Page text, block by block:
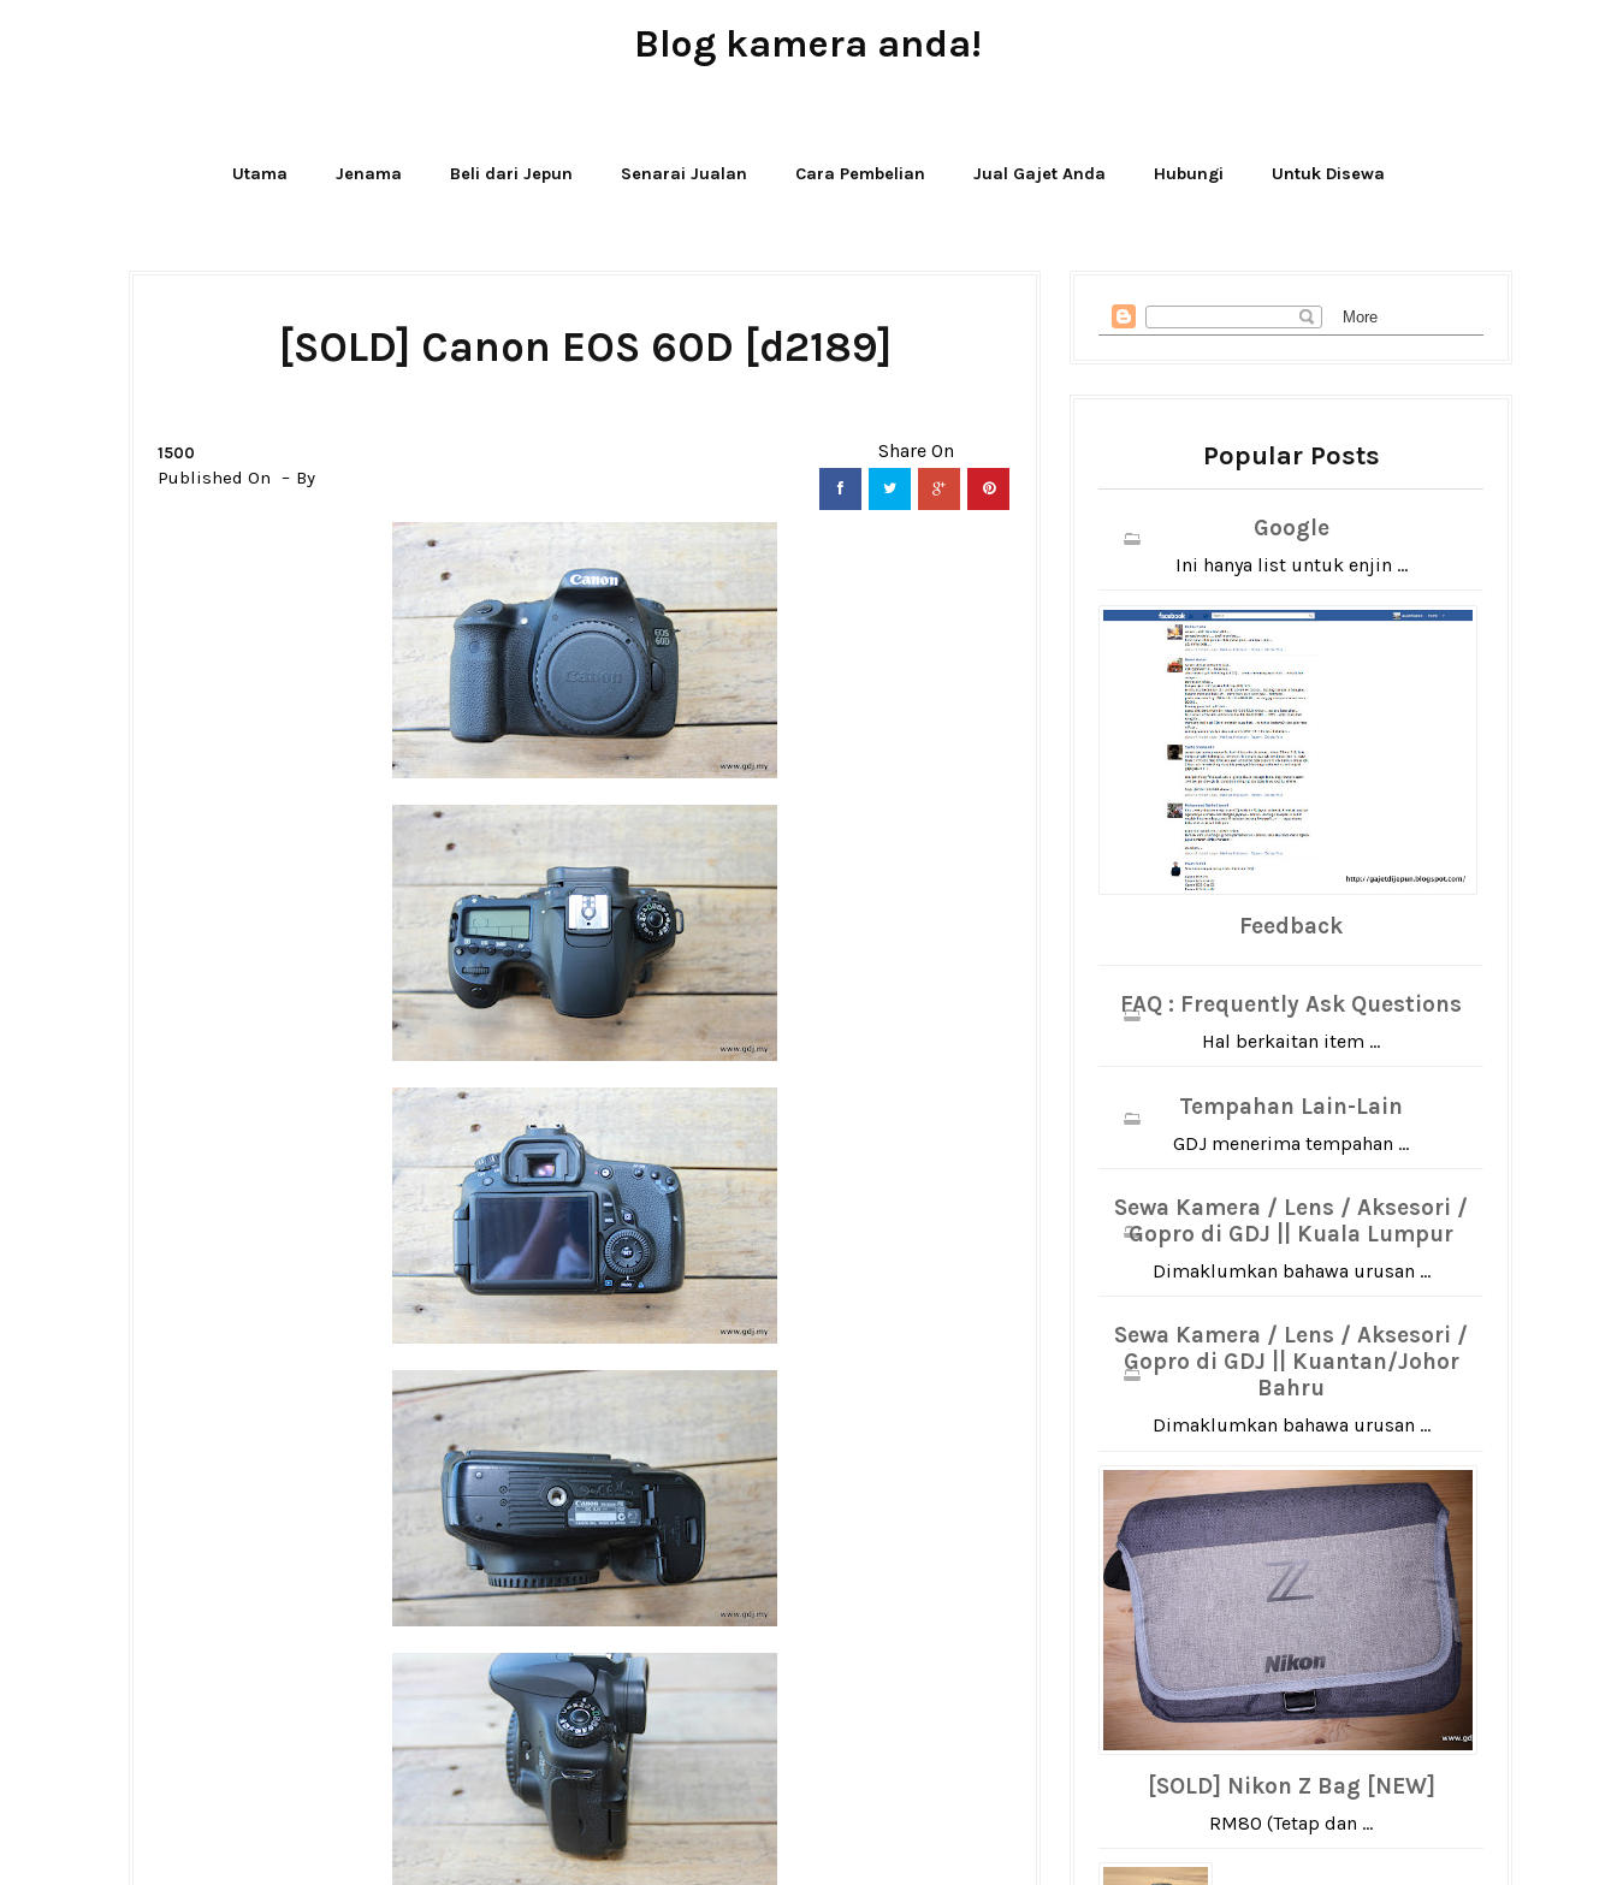
Blog kamera anda!
Utama Jenama Beli dari Jepun Senarai Jualan Cara Pembelian Jual Gajet Anda Hubungi Untuk Disewa
[SOLD] Canon EOS 60D [d2189]
1500
Published On By
Popular Posts
Google
Ini hanya list untuk enjin ...
Feedback
FAQ : Frequently Ask Questions
Hal berkaitan item ...
Tempahan Lain-Lain
GDJ menerima tempahan ...
Sewa Kamera / Lens / Aksesori /
Gopro di GDJ || Kuala Lumpur
Dimaklumkan bahawa urusan ...
Sewa Kamera / Lens / Aksesori /
Gopro di GDJ || Kuantan/Johor
Bahru
Dimaklumkan bahawa urusan ...
[SOLD] Nikon Z Bag [NEW]
RM80 (Tetap dan ...